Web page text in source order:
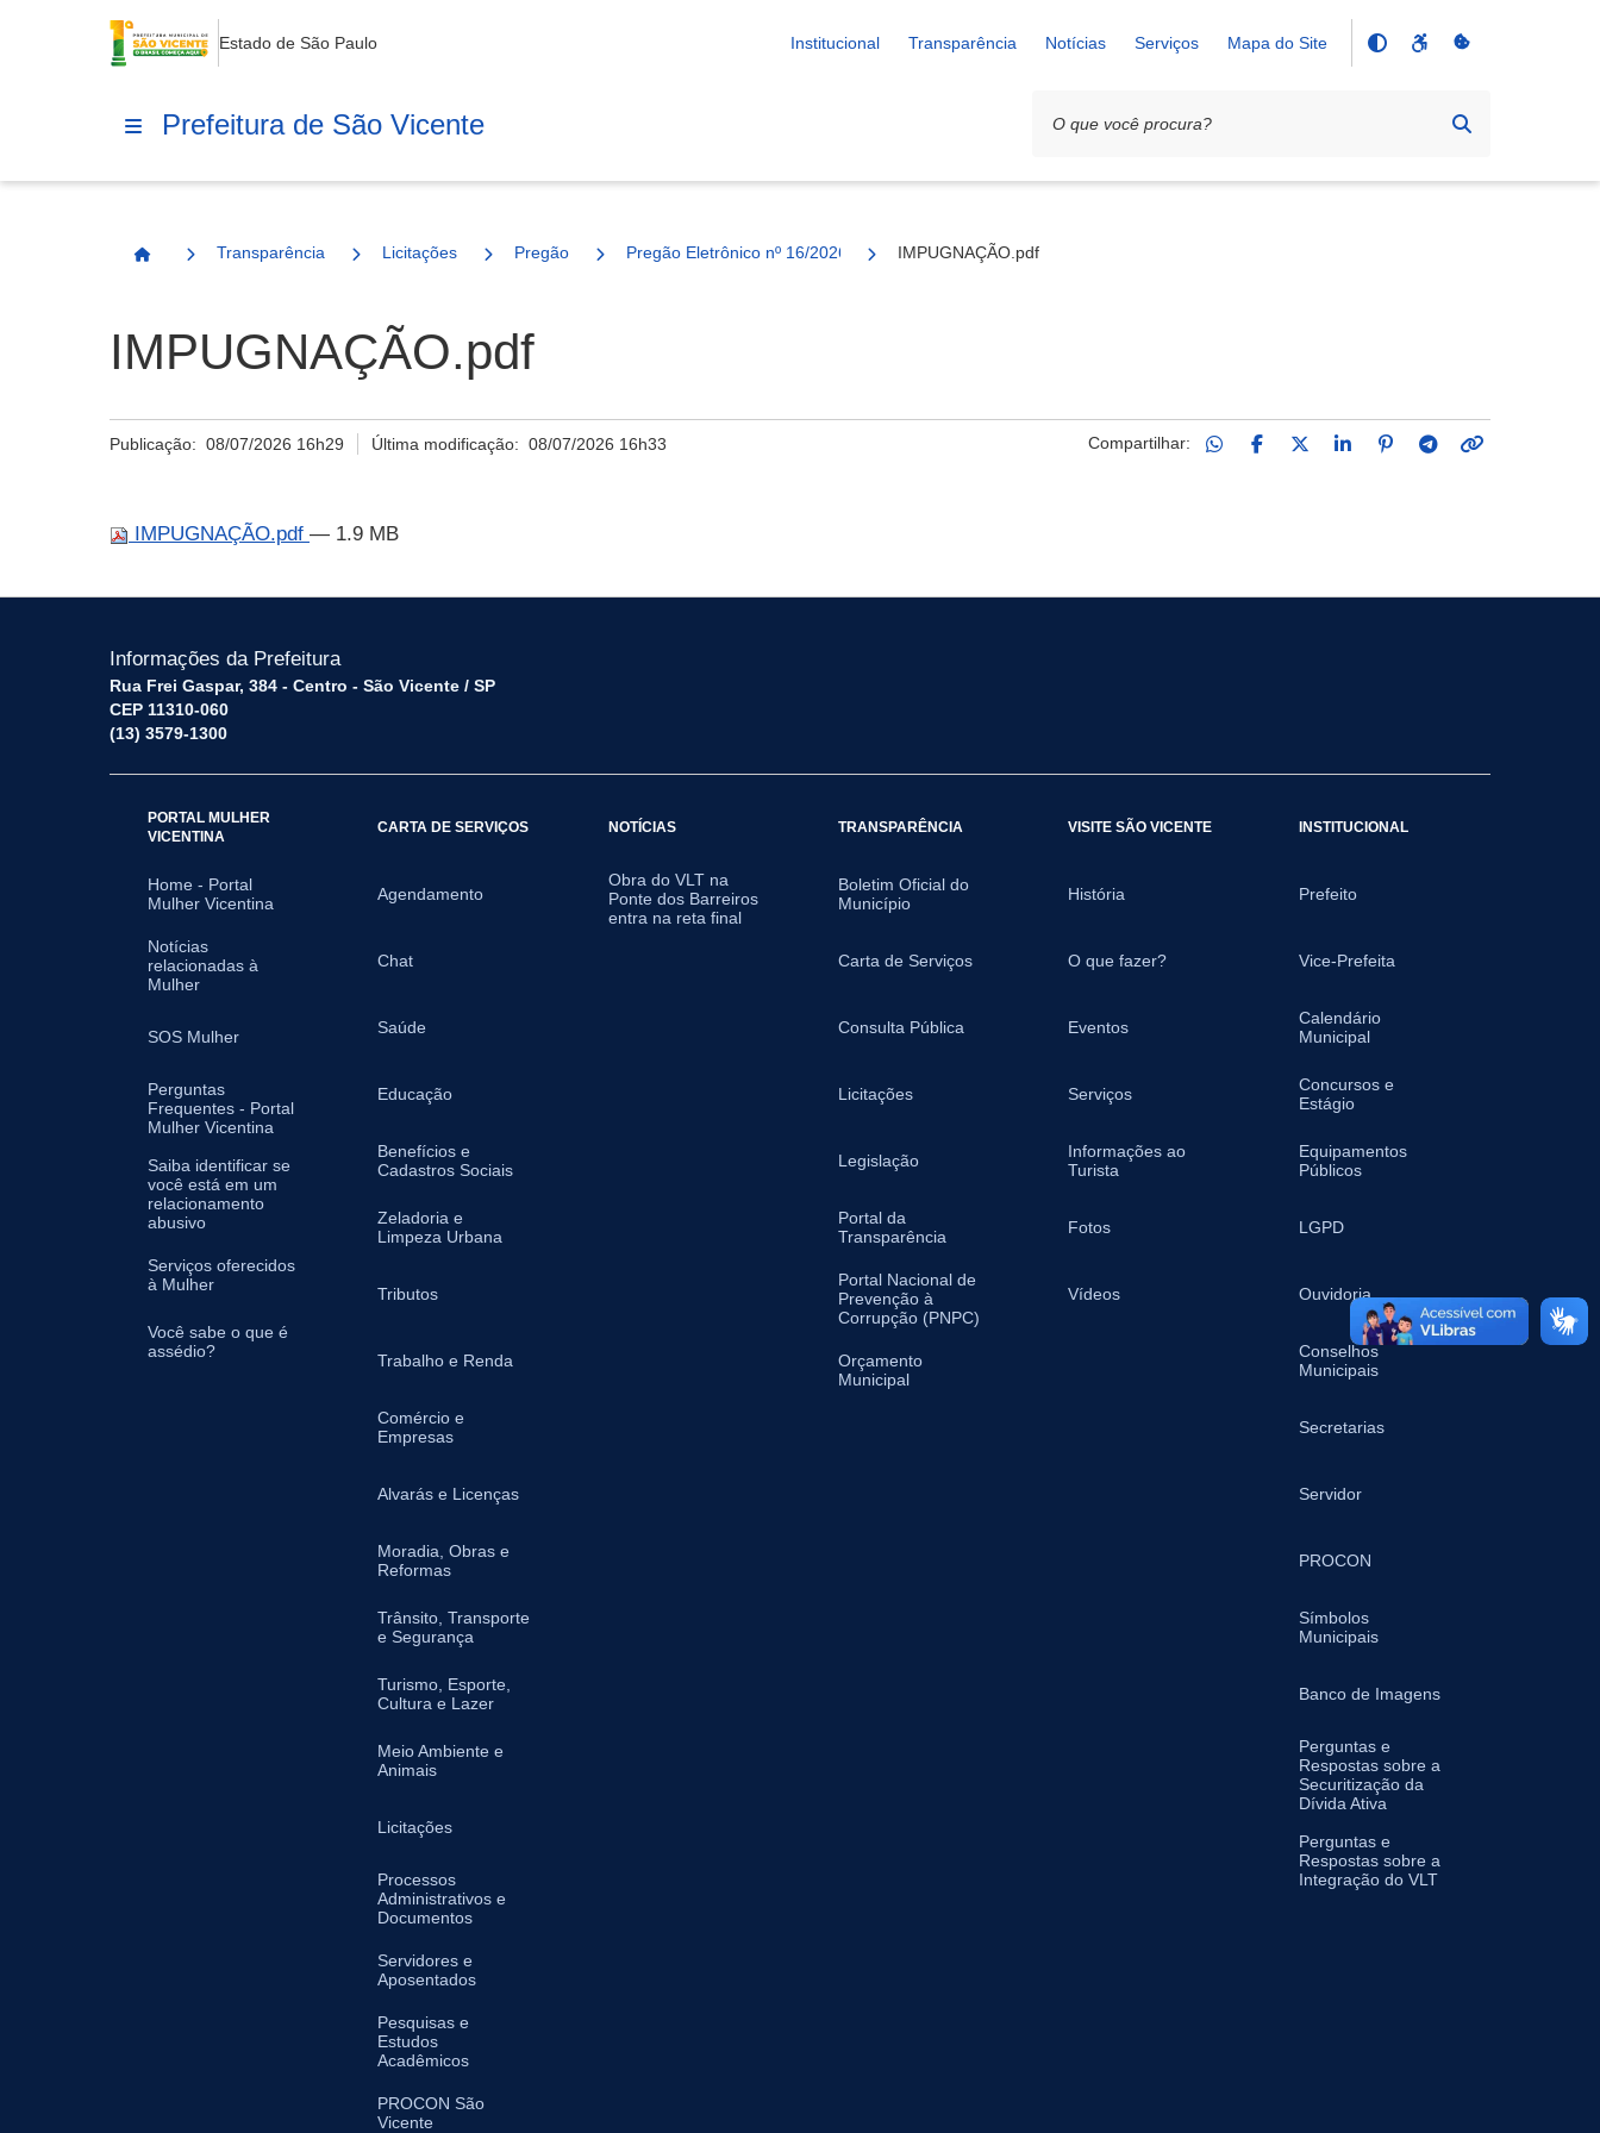
Estado de São Paulo Institucional Transparência Notícias Serviços Mapa do Site
Prefeitura de São Vicente
Página Inicial
Transparência Licitações Pregão Pregão Eletrônico nº 16/2026 - SESAUIMPUGNAÇÃO.pdf
IMPUGNAÇÃO.pdf
Publicação: 08/07/2026 16h29 Última modificação:08/07/2026 16h33 Compartilhar:
IMPUGNAÇÃO.pdf — 1.9 MB
Informações da Prefeitura
Rua Frei Gaspar, 384 - Centro - São Vicente / SP
CEP 11310-060
(13) 3579-1300
PORTAL MULHER
VICENTINA
Home - Portal
Mulher Vicentina
Notícias
relacionadas à
Mulher
SOS Mulher
Perguntas
Frequentes - Portal
Mulher Vicentina
Saiba identificar se
você está em um
relacionamento
abusivo
Serviços oferecidos
à Mulher
Você sabe o que é
assédio?
CARTA DE SERVIÇOS
Agendamento
Chat
Saúde
Educação
Benefícios e
Cadastros Sociais
Zeladoria e
Limpeza Urbana
Tributos
Trabalho e Renda
Comércio e
Empresas
Alvarás e Licenças
Moradia, Obras e
Reformas
Trânsito, Transporte
e Segurança
Turismo, Esporte,
Cultura e Lazer
Meio Ambiente e
Animais
Licitações
Processos
Administrativos e
Documentos
Servidores e
Aposentados
Pesquisas e
Estudos
Acadêmicos
PROCON São
Vicente
NOTÍCIAS
Obra do VLT na
Ponte dos Barreiros
entra na reta final
TRANSPARÊNCIA
Boletim Oficial do
Município
Carta de Serviços
Consulta Pública
Licitações
Legislação
Portal da
Transparência
Portal Nacional de
Prevenção à
Corrupção (PNPC)
Orçamento
Municipal
VISITE SÃO VICENTE
História
O que fazer?
Eventos
Serviços
Informações ao
Turista
Fotos
Vídeos
INSTITUCIONAL
Prefeito
Vice-Prefeita
Calendário
Municipal
Concursos e
Estágio
Equipamentos
Públicos
LGPD
Ouvidoria
Conselhos
Municipais
Secretarias
Servidor
PROCON
Símbolos
Municipais
Banco de Imagens
Perguntas e
Respostas sobre a
Securitização da
Dívida Ativa
Perguntas e
Respostas sobre a
Integração do VLT